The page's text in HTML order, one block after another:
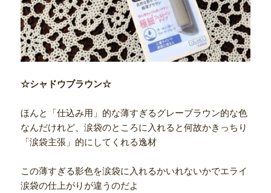
☆シャドウブラウン☆
ほんと「仕込み用」的な薄すぎるグレーブラウン的な色
なんだけれど、涙袋のところに入れると何故かきっちり
「涙袋主張」的にしてくれる逸材
この薄すぎる影色を涙袋に入れるかいれないかでエライ
涙袋の仕上がりが違うのだよ